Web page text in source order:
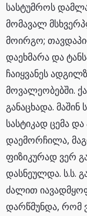
სასტუმროს
მომავალ
მოირგო;
დაეხმარა და
ჩაიყვანეს
მოვალეობებში.
განაცხადა. მაშინ
სასტიკად ცემა
დაემორჩილა,
ფიზიკურად ვერ
დასნეულდა. ს.ს.
ძალით
დარწმუნდა, რომ